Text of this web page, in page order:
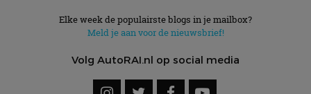
Elke week de populairste blogs in je mailbox?
Meld je aan voor de nieuwsbrief!
Volg AutoRAI.nl op social media